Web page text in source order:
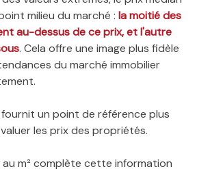
milieu du marché : la moitié des
au-dessus de ce prix, et l'autre
. Cela offre une image plus fidèle
du marché immobilier
un point de référence plus
les prix des propriétés.
au m² complète cette information